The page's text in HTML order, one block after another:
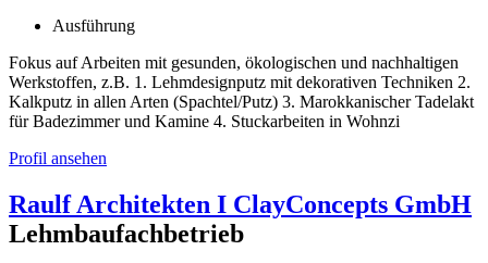
Ausführung
Fokus auf Arbeiten mit gesunden, ökologischen und nachhaltigen
Werkstoffen, z.B. 1. Lehmdesignputz mit dekorativen Techniken 2.
Kalkputz in allen Arten (Spachtel/Putz) 3. Marokkanischer Tadelakt
für Badezimmer und Kamine 4. Stuckarbeiten in Wohnzi
Profil ansehen
Raulf Architekten I ClayConcepts GmbH
Lehmbaufachbetrieb